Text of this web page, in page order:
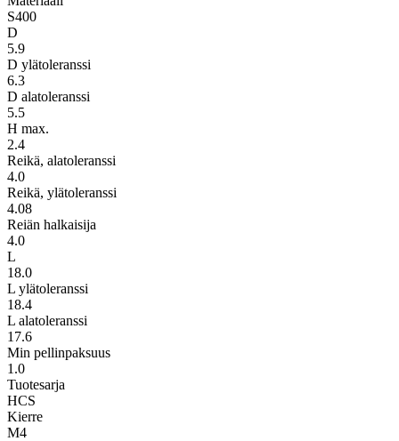
S400
D
5.9
D ylätoleranssi
6.3
D alatoleranssi
5.5
H max.
2.4
Reikä, alatoleranssi
4.0
Reikä, ylätoleranssi
4.08
Reiän halkaisija
4.0
L
18.0
L ylätoleranssi
18.4
L alatoleranssi
17.6
Min pellinpaksuus
1.0
Tuotesarja
HCS
Kierre
M4